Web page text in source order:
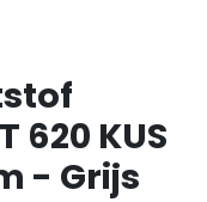
620 KUS
- Grijs